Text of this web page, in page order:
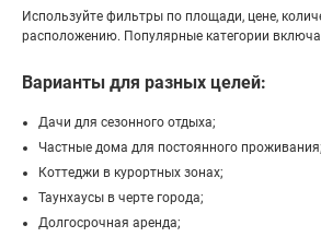
Используйте фильтры по площади, цене,
расположению. Популярные категории
Варианты для разных целей:
Дачи для сезонного отдыха;
Частные дома для постоянного проживания;
Коттеджи в курортных зонах;
Таунхаусы в черте города;
Долгосрочная аренда;